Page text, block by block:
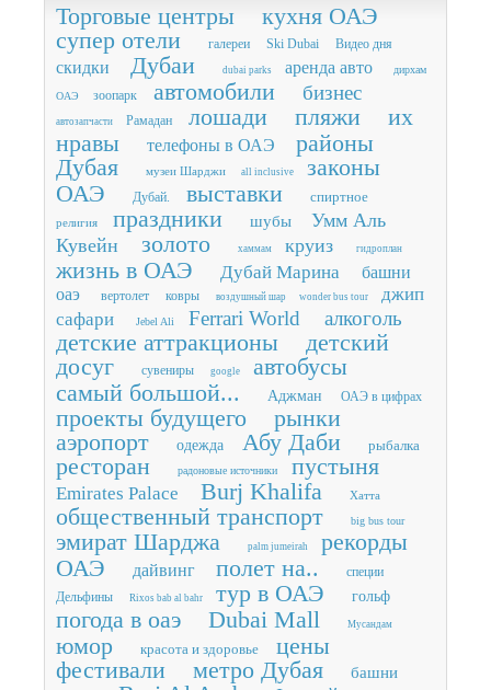
Торговые центры
кухня ОАЭ
супер отели
галереи Ski Dubai Видео дня
скидки Дубаи dubai parks аренда авто дирхам
ОАЭ зоопарк автомобили бизнес
автозапчасти Рамадан лошади пляжи
их
нравы
телефоны в ОАЭ
районы
Дубая
музеи Шарджи all inclusive
законы
ОАЭ
Дубай. выставки спиртное
религия праздники шубы
Умм Аль
Кувейн
золото хаммам круиз гидроплан
жизнь в ОАЭ Дубай Марина
башни
оаэ
вертолет ковры воздушный шар wonder bus tour
джип
сафари
Jebel Ali Ferrari World алкоголь
детские аттракционы
детский
досуг
сувениры google
автобусы
самый большой...
Аджман ОАЭ в цифрах
проекты будущего
рынки
аэропорт
одежда Абу Даби рыбалка
ресторан радоновые источники пустыня
Emirates Palace Burj Khalifa Хатта
общественный транспорт big bus tour
эмират Шарджа palm jumeirah
рекорды
ОАЭ
дайвинг полет на..
специи
Дельфины
Rixos bab al bahr тур в ОАЭ гольф
погода в оаэ Dubai Mall Мусандам
юмор красота и здоровье
цены
фестивали
метро Дубая
башни